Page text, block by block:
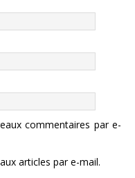
commentaires par e-
articles par e-mail.